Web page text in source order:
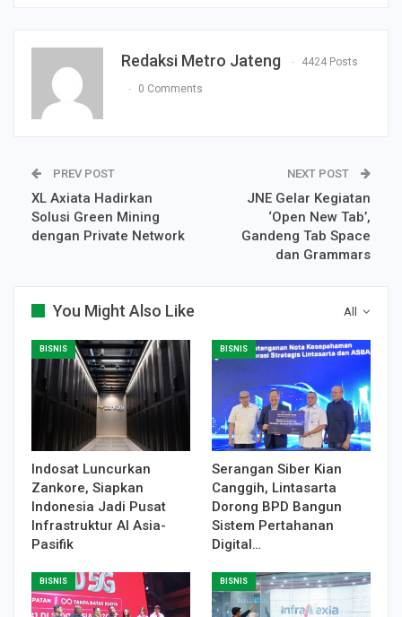
Redaksi Metro Jateng 4424 Posts
0 Comments
PREV POST
XL Axiata Hadirkan
Solusi Green Mining
dengan Private Network
NEXT POST
JNE Gelar Kegiatan
‘Open New Tab’,
Gandeng Tab Space
dan Grammars
All
You Might Also Like
BISNIS
Indosat Luncurkan
Zankore, Siapkan
Indonesia Jadi Pusat
Infrastruktur AI Asia-
Pasifik
BISNIS
Serangan Siber Kian
Canggih, Lintasarta
Dorong BPD Bangun
Sistem Pertahanan
Digital…
BISNIS BISNIS